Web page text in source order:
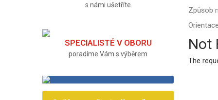
Způsob
Not
The
s námi ušetříte
SPECIALISTÉ V OBORU
poradíme Vám s výběrem